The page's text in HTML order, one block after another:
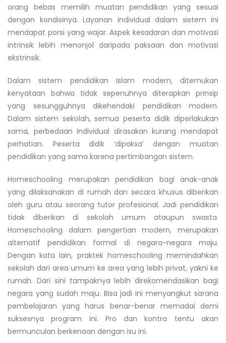
orang bebas memilih muatan pendidikan yang sesuai
dengan kondisinya. Layanan individual dalam sistem ini
mendapat porsi yang wajar. Aspek kesadaran dan motivasi
intrinsik lebih menonjol daripada paksaan dan motivasi
ekstrinsik.
Dalam sistem pendidikan Islam modern, ditemukan
kenyataan bahwa tidak sepenuhnya diterapkan prinsip
yang sesungguhnya dikehendaki pendidikan modern.
Dalam sistem sekolah, semua peserta didik diperlakukan
sama, perbedaan individual dirasakan kurang mendapat
perhatian. Peserta didik ‘dipaksa’ dengan muatan
pendidikan yang sama karena pertimbangan sistem.
Homeschooling merupakan pendidikan bagi anak-anak
yang dilaksanakan di rumah dan secara khusus diberikan
oleh guru atau seorang tutor profesional. Jadi pendidikan
tidak diberikan di sekolah umum ataupun swasta.
Homeschooling dalam pengertian modern, merupakan
alternatif pendidikan formal di negara-negara maju.
Dengan kata lain, praktek homeschooling memindahkan
sekolah dari area umum ke area yang lebih privat, yakni ke
rumah. Dari sini tampaknya lebih direkomendasikan bagi
negara yang sudah maju. Bisa jadi ini menyangkut sarana
pembelajaran yang harus benar-benar memadai demi
suksesnya program ini. Pro dan kontra tentu akan
bermunculan berkenaan dengan isu ini.